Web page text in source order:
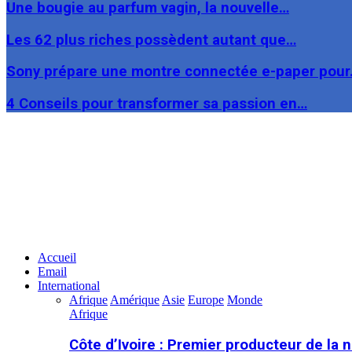
Une bougie au parfum vagin, la nouvelle…
Les 62 plus riches possèdent autant que…
Sony prépare une montre connectée e-paper
4 Conseils pour transformer sa passion en…
Accueil
Email
International
Afrique Amérique Asie Europe Monde
Afrique
Côte d’Ivoire : Premier producteur de la